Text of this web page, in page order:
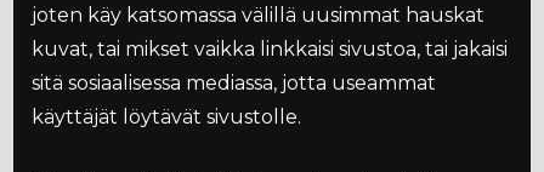
joten käy katsomassa välillä uusimmat hauskat
kuvat, tai mikset vaikka linkkaisi sivustoa, tai jakaisi
sitä sosiaalisessa mediassa, jotta useammat
käyttäjät löytävät sivustolle.